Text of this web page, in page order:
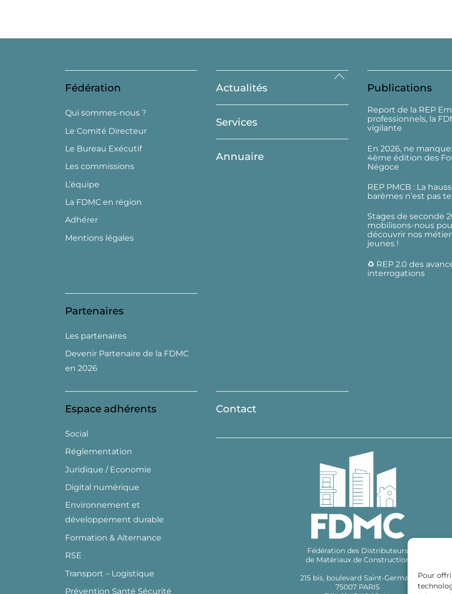
Pour
Back
Top
Fédération
Qui sommes-nous ?
Le Comité Directeur
Le Bureau Exécutif
Les commissions
L’équipe
La FDMC en région
Adhérer
Mentions légales
Actualités
Services
Annuaire
Publications
Report de la REP
professionnels, la
vigilante
En 2026, ne
4ème édition des
Négoce
REP PMCB : La
barèmes n’est pas
Stages de seconde
mobilisons-nous
découvrir nos
jeunes !
♻️ REP 2.0 des
interrogations
Partenaires
Les partenaires
Devenir Partenaire de la FDMC
en 2026
Espace adhérents
Social
Réglementation
Juridique / Economie
Digital numérique
Environnement et
développement durable
Formation & Alternance
RSE
Transport – Logistique
Prévention Santé Sécurité
Contact
Fédération des Distributeurs
de Matériaux de Construction
215 bis, boulevard Saint-Germain
75007 PARIS